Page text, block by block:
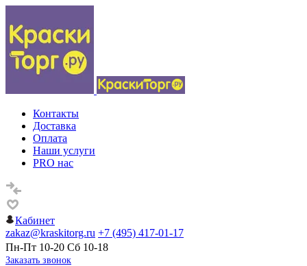
Контакты
Доставка
Оплата
Наши услуги
PRO нас
Кабинет
zakaz@kraskitorg.ru +7 (495) 417-01-17
Пн-Пт 10-20 Сб 10-18
Заказать звонок